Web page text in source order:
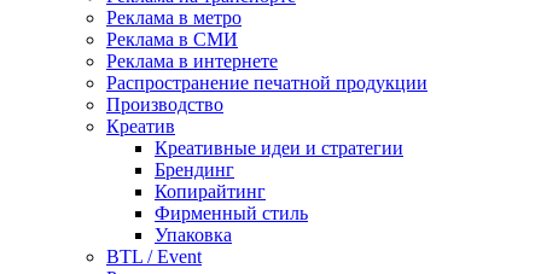
Реклама в метро
Реклама в СМИ
Реклама в интернете
Распространение печатной продукции
Производство
Креатив
Креативные идеи и стратегии
Брендинг
Копирайтинг
Фирменный стиль
Упаковка
BTL / Event